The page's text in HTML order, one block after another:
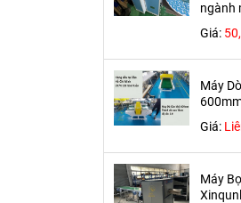
ngành
Giá:
Máy
Giá:
Máy